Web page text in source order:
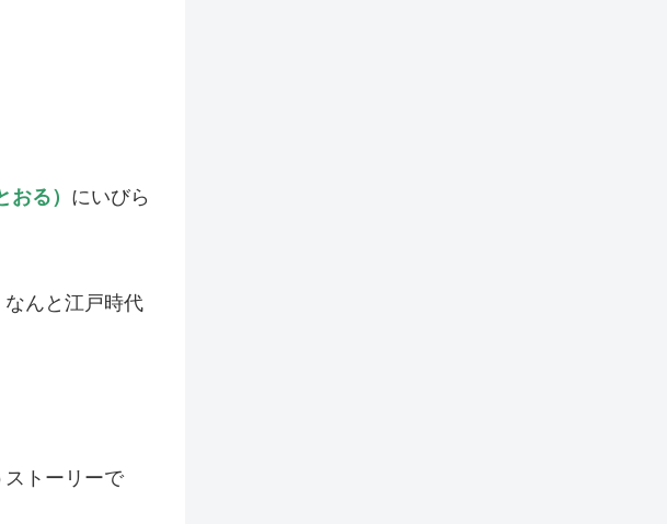
る） にいびら
んと江戸時代
トーリーで